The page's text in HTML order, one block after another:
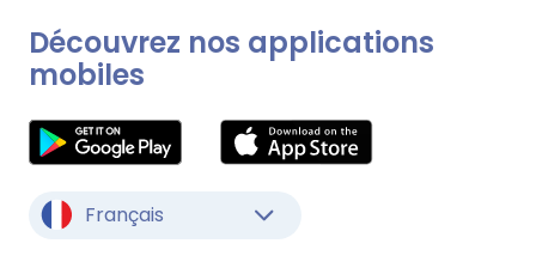
Découvrez nos applications
mobiles
Français